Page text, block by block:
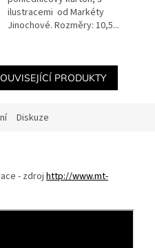
ilustracemi od Markéty
Jinochové. Rozměry: 10,5...
PRODUKTY
Diskuze
- zdroj http://www.mt-